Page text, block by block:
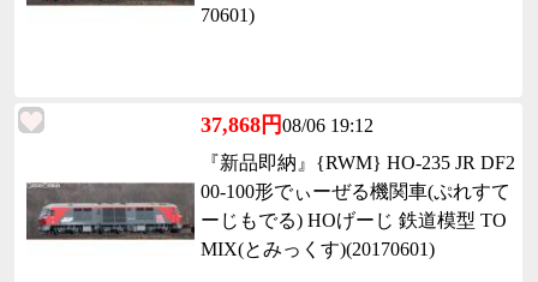
70601)
37,868円08/06 19:12
『新品即納』{RWM} HO-235 JR DF2
00-100形でぃーぜる機関車(ぷれすて
ーじもでる) HOげーじ 鉄道模型 TO
MIX(とみっくす)(20170601)